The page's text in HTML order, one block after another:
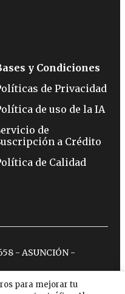
para mejorar tu
y Condiciones
de Privacidad
de uso de la IA
de
a Crédito
de Calidad
- ASUNCIÓN -